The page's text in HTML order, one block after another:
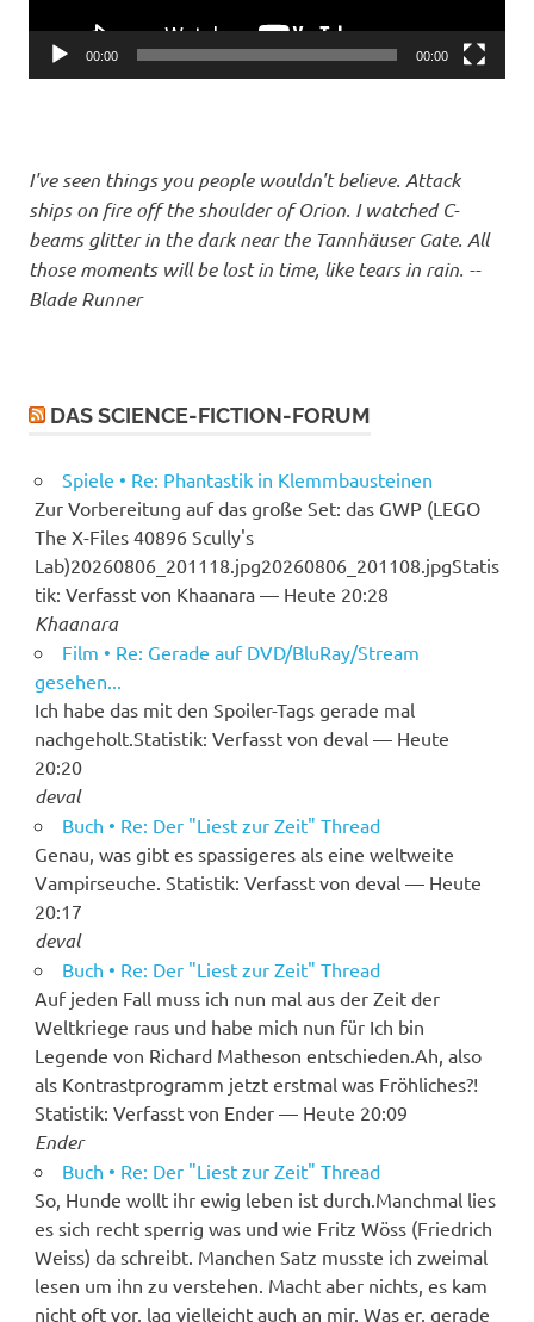
00:00 00:00
I've seen things you people wouldn't believe. Attack
ships on fire off the shoulder of Orion. I watched C-
beams glitter in the dark near the Tannhäuser Gate. All
those moments will be lost in time, like tears in rain. --
Blade Runner
DAS SCIENCE-FICTION-FORUM
Spiele • Re: Phantastik in Klemmbausteinen
Zur Vorbereitung auf das große Set: das GWP (LEGO
The X-Files 40896 Scully's
Lab)20260806_201118.jpg20260806_201108.jpgStatis
tik: Verfasst von Khaanara — Heute 20:28
Khaanara
Film • Re: Gerade auf DVD/BluRay/Stream
gesehen...
Ich habe das mit den Spoiler-Tags gerade mal
nachgeholt.Statistik: Verfasst von deval — Heute
20:20
deval
Buch • Re: Der "Liest zur Zeit" Thread
Genau, was gibt es spassigeres als eine weltweite
Vampirseuche. Statistik: Verfasst von deval — Heute
20:17
deval
Buch • Re: Der "Liest zur Zeit" Thread
Auf jeden Fall muss ich nun mal aus der Zeit der
Weltkriege raus und habe mich nun für Ich bin
Legende von Richard Matheson entschieden.Ah, also
als Kontrastprogramm jetzt erstmal was Fröhliches?!
Statistik: Verfasst von Ender — Heute 20:09
Ender
Buch • Re: Der "Liest zur Zeit" Thread
So, Hunde wollt ihr ewig leben ist durch.Manchmal lies
es sich recht sperrig was und wie Fritz Wöss (Friedrich
Weiss) da schreibt. Manchen Satz musste ich zweimal
lesen um ihn zu verstehen. Macht aber nichts, es kam
nicht oft vor, lag vielleicht auch an mir. Was er, gerade